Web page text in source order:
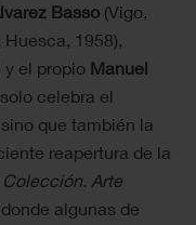
Basso (Vigo,
Huesca, 1958),
el propio Manuel
celebra el
que también la
reapertura de la
Colección. Arte
algunas de